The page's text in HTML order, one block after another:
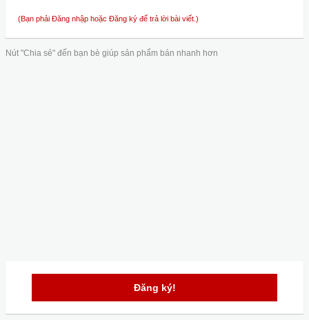
(Bạn phải Đăng nhập hoặc Đăng ký để trả lời bài viết.)
Nút "Chia sẻ" đến bạn bè giúp sản phẩm bán nhanh hơn
Đăng ký!